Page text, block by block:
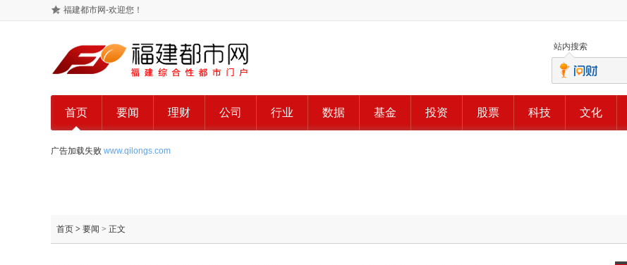
福建都市网-欢迎您！
站内搜索
首页 要闻 理财 公司 行业 数据 基金 投资 股票 科技 文化
广告加载失败 www.qilongs.com
首页 > 要闻 > 正文